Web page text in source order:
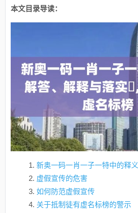
本文目录导读：
新奥一码一肖一子一特中的释义
虚假宣传的危害
如何防范虚假宣传
关于抵制徒有虚名标榜的警示